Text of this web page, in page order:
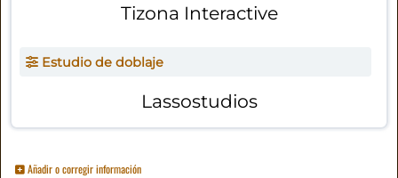
Tizona Interactive
Estudio de doblaje
Lassostudios
Añadir o corregir información